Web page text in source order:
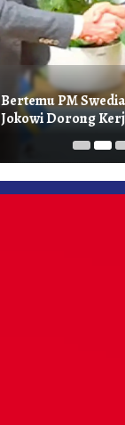
Bertemu PM
Jokowi Dorong
Pembangunan Hijau